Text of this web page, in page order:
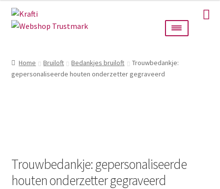
Ga
door
Ga
naar
Taarttoppers
Cadeautjes
Home Bruiloft Bedankjes bruiloft
Trouwbedankje:
gepersonaliseerde houten onderzetter gegraveerd
Trouwbedankje: gepersonaliseerde
houten onderzetter gegraveerd